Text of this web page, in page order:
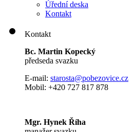
Úřední deska
Kontakt
Kontakt
Bc. Martin Kopecký
předseda svazku
E-mail: starosta@pobezovice.cz
Mobil: +420 727 817 878
Mgr. Hynek Říha